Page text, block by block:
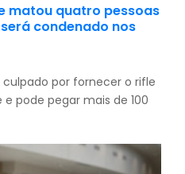
matou quatro pessoas
condenado nos
por fornecer o rifle
pode pegar mais de 100